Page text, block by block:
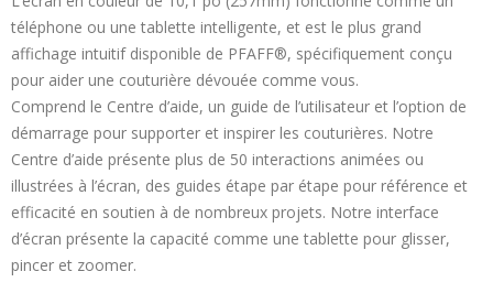
téléphone ou une tablette intelligente, et est le plus grand
affichage intuitif disponible de PFAFF®, spécifiquement conçu
pour aider une couturière dévouée comme vous.
Comprend le Centre d’aide, un guide de l’utilisateur et l’option de
démarrage pour supporter et inspirer les couturières. Notre
Centre d’aide présente plus de 50 interactions animées ou
illustrées à l’écran, des guides étape par étape pour référence et
efficacité en soutien à de nombreux projets. Notre interface
d’écran présente la capacité comme une tablette pour glisser,
pincer et zoomer.